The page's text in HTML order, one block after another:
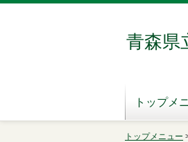
青森県
トップメ
トップメニュー